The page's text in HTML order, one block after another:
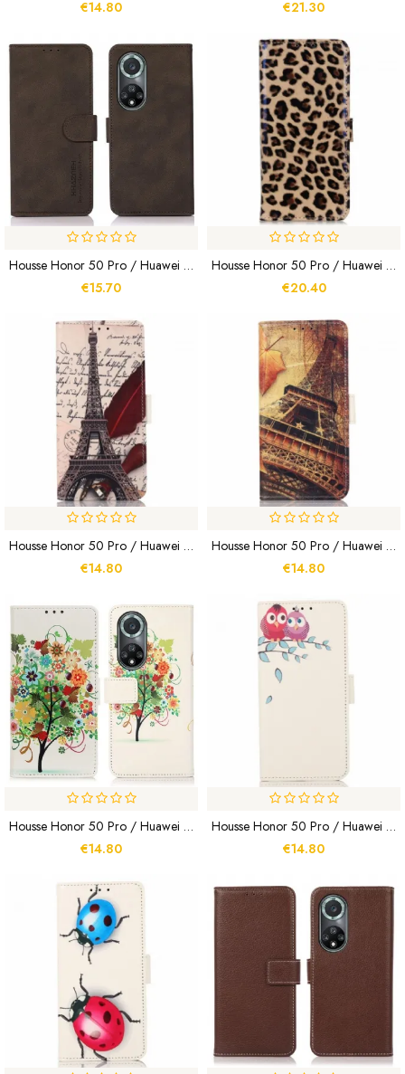
€14.80
€21.30
Housse Honor 50 Pro / Huawei Nova 9 Pro Effet Cuir Fashion KHAZNEH
€15.70
Housse Honor 50 Pro / Huawei Nova 9 Pro Léopard Simple
€20.40
Housse Honor 50 Pro / Huawei Nova 9 Pro Tour Eiffel Du Poète
€14.80
Housse Honor 50 Pro / Huawei Nova 9 Pro Tour Eiffel En Automne
€14.80
Housse Honor 50 Pro / Huawei Nova 9 Pro Arbre Fleuri
€14.80
Housse Honor 50 Pro / Huawei Nova 9 Pro Couple De Hiboux Sur L'Arbre
€14.80